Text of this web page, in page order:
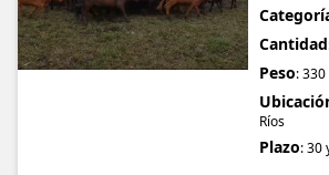
Cantidad
Peso: 330
Ríos
Plazo: 30